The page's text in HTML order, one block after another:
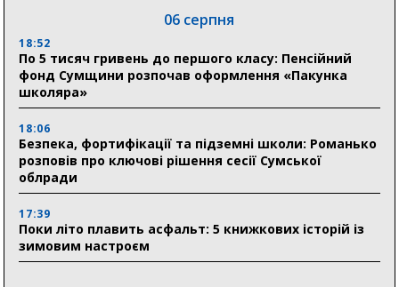
06 серпня
18:52
По 5 тисяч гривень до першого класу: Пенсійний
фонд Сумщини розпочав оформлення «Пакунка
школяра»
18:06
Безпека, фортифікації та підземні школи: Романько
розповів про ключові рішення сесії Сумської
облради
17:39
Поки літо плавить асфальт: 5 книжкових історій із
зимовим настроєм